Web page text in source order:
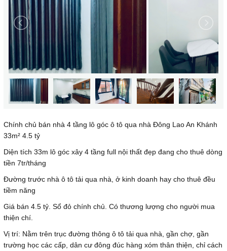
Chính chủ bán nhà 4 tầng lô góc ô tô qua nhà Đông Lao An Khánh
33m² 4.5 tỷ
Diện tích 33m lô góc xây 4 tầng full nội thất đẹp đang cho thuê dòng
tiền 7tr/tháng
Đường trước nhà ô tô tải qua nhà, ở kinh doanh hay cho thuê đều
tiềm năng
Giá bán 4.5 tỷ. Sổ đỏ chính chủ. Có thương lượng cho người mua
thiện chí.
Vị trí: Nằm trên trục đường thông ô tô tải qua nhà, gần chợ, gần
trường học các cấp, dân cư đông đúc hàng xóm thân thiện, chỉ cách